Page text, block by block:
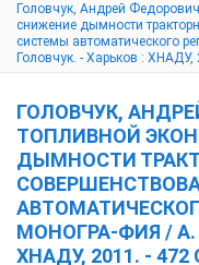
Головчук, Андрей
снижение дымности
системы автоматического
Головчук. - Харьков : ХНАДУ,
ГОЛОВЧУК,
ТОПЛИВНОЙ
ДЫМНОСТИ
МОНОГРА-ФИЯ / А.
ХНАДУ, 2011. - 472